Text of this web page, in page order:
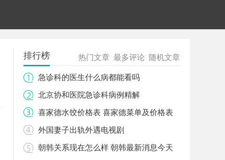
排行榜 热门文章 最多评论 随机文章
急诊科的医生什么病都能看吗
北京协和医院急诊科病例精解
喜家德水饺价格表 喜家德菜单及价格表
外国妻子出轨外遇电视剧
朝韩关系现在怎么样 朝韩最新消息今天